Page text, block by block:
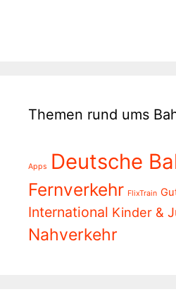
Themen rund ums
Apps Deutsche
Fernverkehr FlixTrain
International Kinder &
Nahverkehr